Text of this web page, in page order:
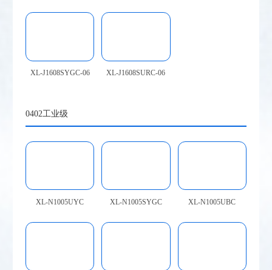
XL-J1608SYGC-06 XL-J1608SURC-06
0402工业级
XL-N1005UYC XL-N1005SYGC XL-N1005UBC